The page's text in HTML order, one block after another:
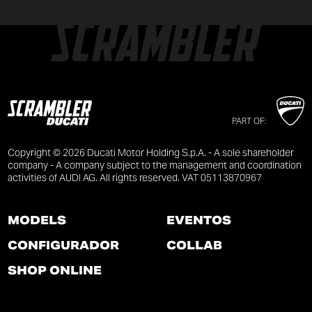
PART OF:
Copyright © 2026 Ducati Motor Holding S.p.A. - A sole shareholder
company - A company subject to the management and coordination
activities of AUDI AG. All rights reserved. VAT 05113870967
MODELS
CONFIGURADOR
SHOP ONLINE
EVENTOS
COLLAB